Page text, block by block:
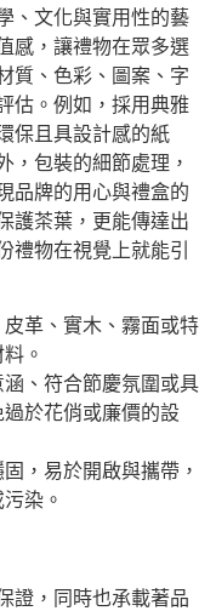
、文化與實用性的藝
感，讓禮物在眾多選
質、色彩、圖案、字
估。例如，採用典雅
保且具設計感的紙
，包裝的細節處理，
品牌的用心與禮盒的
護茶葉，更能傳達出
禮物在視覺上就能引
皮革、實木、霧面或特
。
涵、符合節慶氛圍或具
於花俏或廉價的設
，易於開啟與攜帶，
染。
證，同時也承載著品